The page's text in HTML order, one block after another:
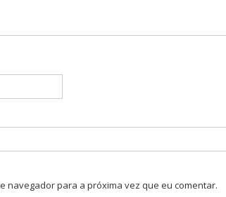
navegador para a próxima vez que eu comentar.